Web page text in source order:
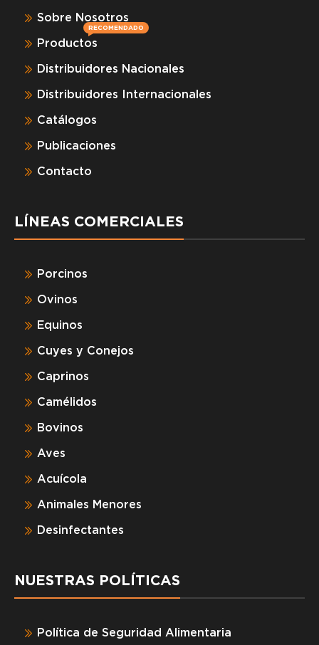
Sobre Nosotros
Productos
RECOMENDADO
Distribuidores Nacionales
Distribuidores Internacionales
Catálogos
Publicaciones
Contacto
LÍNEAS COMERCIALES
Porcinos
Ovinos
Equinos
Cuyes y Conejos
Caprinos
Camélidos
Bovinos
Aves
Acuícola
Animales Menores
Desinfectantes
NUESTRAS POLÍTICAS
Política de Seguridad Alimentaria